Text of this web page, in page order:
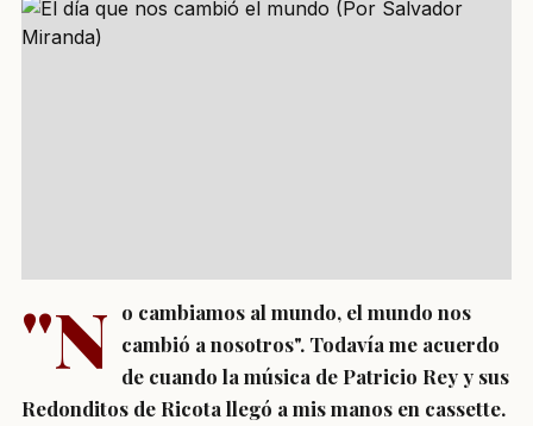
"N o cambiamos al mundo, el mundo nos
cambió a nosotros". Todavía me acuerdo
de cuando la música de Patricio Rey y sus
Redonditos de Ricota llegó a mis manos en cassette.